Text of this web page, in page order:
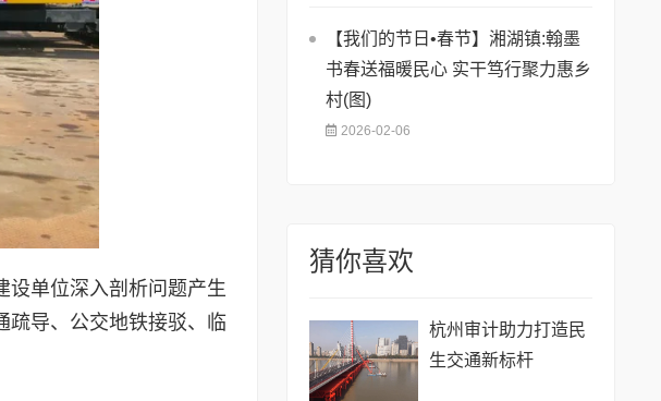
设单位深入剖析问题产生
疏导、公交地铁接驳、临
【我们的节日•春节】湘湖镇:翰墨
书春送福暖民心 实干笃行聚力惠乡
村(图)
2026-02-06
猜你喜欢
​杭州审计助力打造民
生交通新标杆